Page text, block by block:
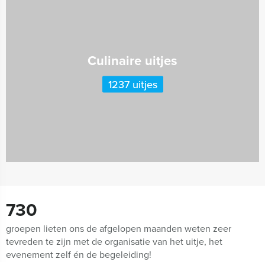
Culinaire uitjes
1237 uitjes
730
groepen lieten ons de afgelopen maanden weten zeer
tevreden te zijn met de organisatie van het uitje, het
evenement zelf én de begeleiding!